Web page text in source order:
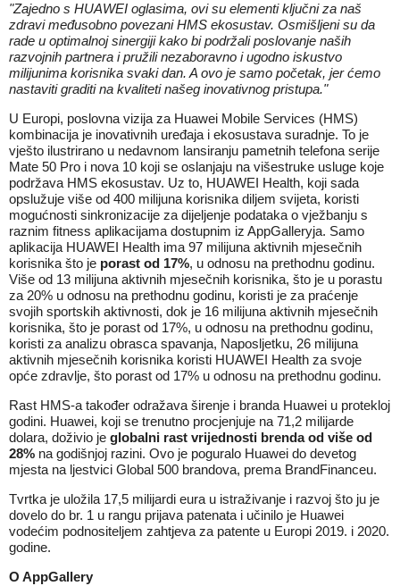
"Zajedno s HUAWEI oglasima, ovi su elementi ključni za naš
zdravi međusobno povezani HMS ekosustav. Osmišljeni su da
rade u optimalnoj sinergiji kako bi podržali poslovanje naših
razvojnih partnera i pružili nezaboravno i ugodno iskustvo
milijunima korisnika svaki dan. A ovo je samo početak, jer ćemo
nastaviti graditi na kvaliteti našeg inovativnog pristupa."
U Europi, poslovna vizija za Huawei Mobile Services (HMS)
kombinacija je inovativnih uređaja i ekosustava suradnje. To je
vješto ilustrirano u nedavnom lansiranju pametnih telefona serije
Mate 50 Pro i nova 10 koji se oslanjaju na višestruke usluge koje
podržava HMS ekosustav. Uz to, HUAWEI Health, koji sada
opslužuje više od 400 milijuna korisnika diljem svijeta, koristi
mogućnosti sinkronizacije za dijeljenje podataka o vježbanju s
raznim fitness aplikacijama dostupnim iz AppGalleryja. Samo
aplikacija HUAWEI Health ima 97 milijuna aktivnih mjesečnih
korisnika što je porast od 17%, u odnosu na prethodnu godinu.
Više od 13 milijuna aktivnih mjesečnih korisnika, što je u porastu
za 20% u odnosu na prethodnu godinu, koristi je za praćenje
svojih sportskih aktivnosti, dok je 16 milijuna aktivnih mjesečnih
korisnika, što je porast od 17%, u odnosu na prethodnu godinu,
koristi za analizu obrasca spavanja, Naposljetku, 26 milijuna
aktivnih mjesečnih korisnika koristi HUAWEI Health za svoje
opće zdravlje, što porast od 17% u odnosu na prethodnu godinu.
Rast HMS-a također odražava širenje i branda Huawei u protekloj
godini. Huawei, koji se trenutno procjenjuje na 71,2 milijarde
dolara, doživio je globalni rast vrijednosti brenda od više od
28% na godišnjoj razini. Ovo je poguralo Huawei do devetog
mjesta na ljestvici Global 500 brandova, prema BrandFinanceu.
Tvrtka je uložila 17,5 milijardi eura u istraživanje i razvoj što ju je
dovelo do br. 1 u rangu prijava patenata i učinilo je Huawei
vodećim podnositeljem zahtjeva za patente u Europi 2019. i 2020.
godine.
O AppGallery